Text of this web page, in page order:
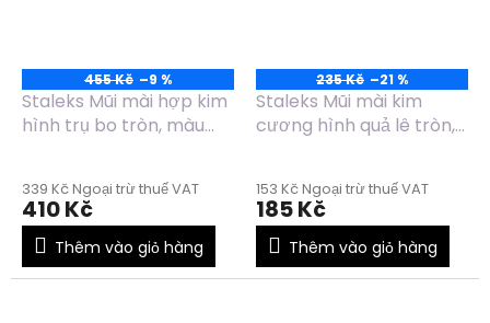
455 Kč –9 %
Staleks Mũi mài hợp kim
hình trụ bo tròn, màu
FT30B050/13
339 Kč Ngoại trừ thuế VAT
410 Kč
Thêm vào giỏ hàng
235 Kč –21 %
Staleks Mũi mài kim
cương hình quả lê tròn,
FA101R050/12
153 Kč Ngoại trừ thuế VAT
185 Kč
Thêm vào giỏ hàng